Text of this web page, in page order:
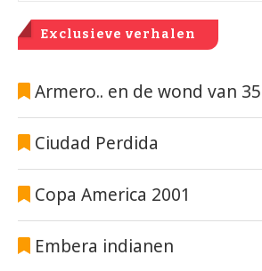
Exclusieve verhalen
Armero.. en de wond van
Ciudad Perdida
Copa America 2001
Embera indianen